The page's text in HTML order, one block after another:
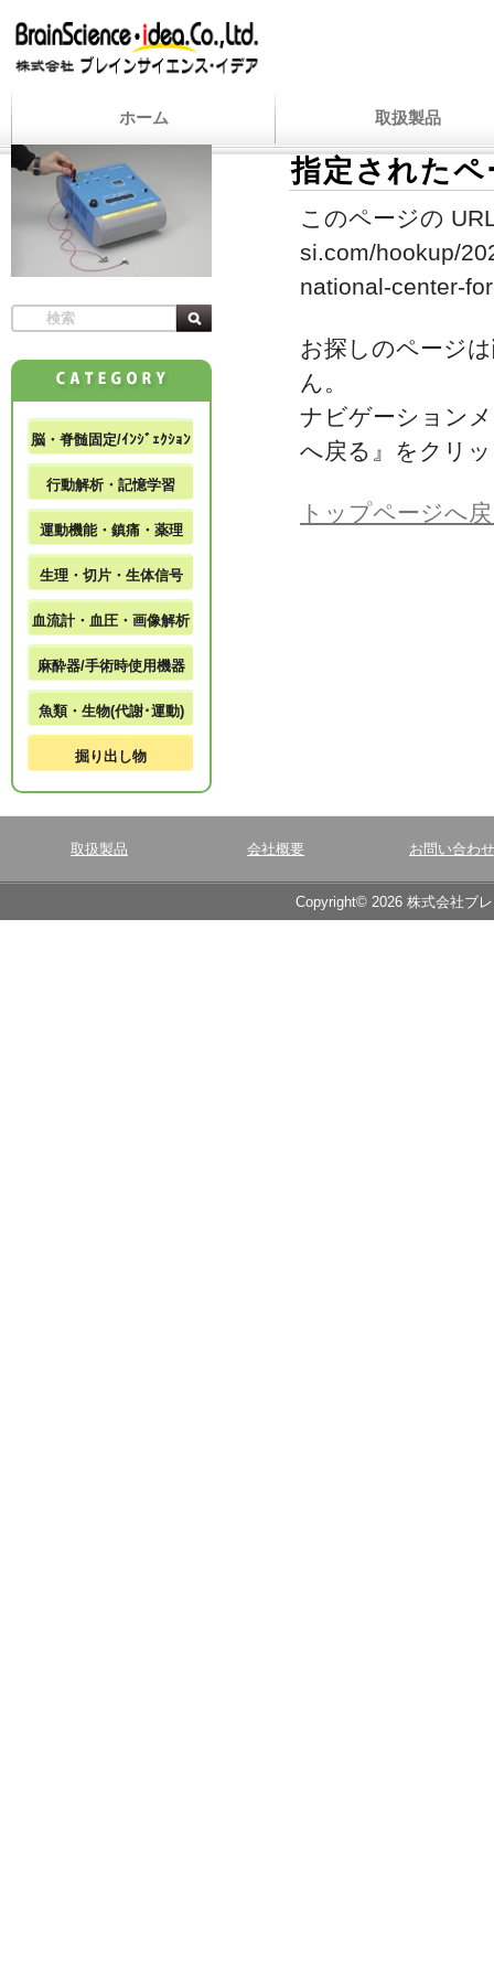
ホーム 取扱製品
指定された
このページの
si.com/hookup/
national-center-
お探しのページ
ん。
ナビゲーション
へ戻る』をクリ
トップページへ
脳・脊髄固定/ｲﾝｼﾞｪｸｼｮﾝ
行動解析・記憶学習
運動機能・鎮痛・薬理
生理・切片・生体信号
血流計・血圧・画像解析
麻酔器/手術時使用機器
魚類・生物(代謝･運動)
掘り出し物
取扱製品 会社概要 お問い合わせ
Copyright© 2026 株式会社ブ